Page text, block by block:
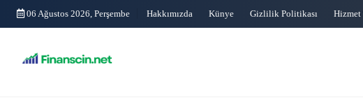
Skip
06 Ağustos 2026, Perşembe Hakkımızda Künye Gizlilik Politikası Hizmet